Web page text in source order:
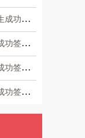
2024年5月15日 新疆库尔勒李先生成功签约辣不哆鸡公煲
2024年4月15日 四川成都刘先生成功签约辣不哆鸡公煲
2024年4月10日 四川成都王先生成功签约辣不哆鸡公煲！
2024年4月10日 四川成都覃先生成功签约辣不哆鸡公煲